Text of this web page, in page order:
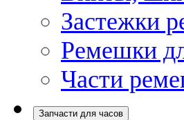
Застежки
Ремешки
Части
Запчасти для часов